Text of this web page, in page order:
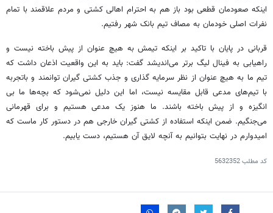
اینکه صعودمان قطعی بود باز هم به احترام اهالی کشتی و مردم علاقمند با تمام
نفرات اصلی خودمان به مصاف تیم بانک شهر رفتیم.
قربانی در پایان با تاکید بر اینکه تیمش به هیچ عنوان از پیش باخته نیست و
راهیابی به فینال لیگ برتر می‌اندیشد گفت: باید به این واقعیت اذعان داشت که
تیم ما به هیچ عنوان از نظر سرمایه گذاری و جذب کشتی گیران توانمند و باتجربه
با تیم‌های مدعی قابل مقایسه نیست، اما این دلیل نمی‌شود که بچه‌ها ما بی
انگیزه و از پیش باخته باشند. ما هنوز یک مدعی هستیم و برای قهرمانی
می‌جنگیم. ضمن اینکه استفاده از کشتی گیران خارجی هم در دستور کار ماست که
امیدوارم در نهایت بتوانیم به آنچه لایق آن هستیم، دست یابیم.
کد مطلب5632352